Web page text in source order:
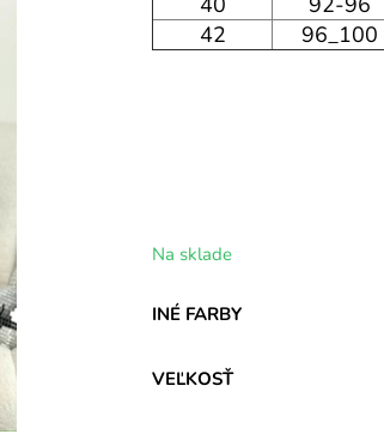
42
96_100
INÉ FARBY
VEĽKOSŤ
Na sklade